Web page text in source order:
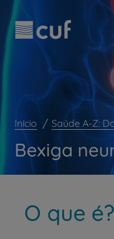
Observação:
este
site
inclui
um
acessibilidade.
Passar
para
conteúdo
principal
Prevenção
Grandes
Serviços CUF
Plano +CUF
My CUF
Clientes e
CUF Academic
Para profissionais
Contacte-nos
Início Saúde A-Z:
Bexiga
O que é?